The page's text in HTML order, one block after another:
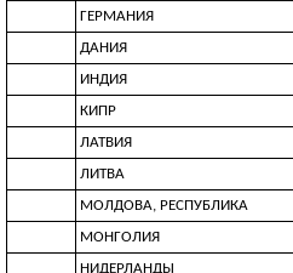
ГЕРМАНИЯ
ДАНИЯ
ИНДИЯ
КИПР
ЛАТВИЯ
ЛИТВА
МОЛДОВА, РЕСПУБЛИКА
МОНГОЛИЯ
НИДЕРЛАНДЫ